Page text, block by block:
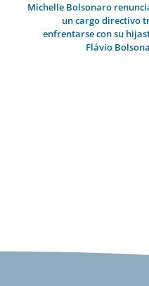
Michelle Bolsonaro
un cargo directivo
enfrentarse con su
Flávio